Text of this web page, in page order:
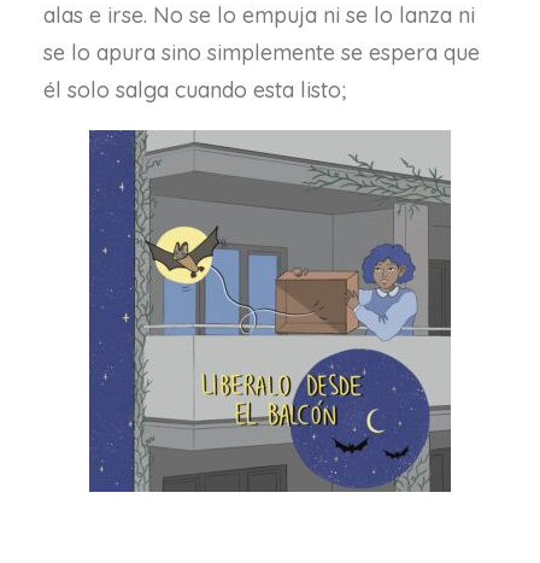
alas e irse. No se lo empuja ni se lo lanza ni
se lo apura sino simplemente se espera que
él solo salga cuando esta listo;